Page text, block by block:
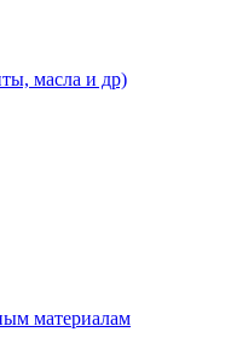
масла и др)
материалам